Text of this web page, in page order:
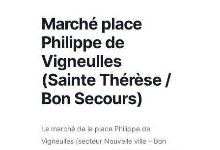
Marché place
Philippe de
Vigneulles
(Sainte Thérèse /
Bon Secours)
Le marché de la place Philippe de
Vigneulles (secteur Nouvelle ville – Bon